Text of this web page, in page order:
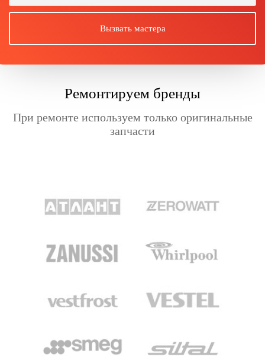
Ремонтируем бренды
При ремонте используем только оригинальные
запчасти